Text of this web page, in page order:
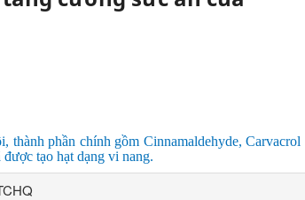
thành phần chính gồm Cinnamaldehyde, Carvacrol
tạo hạt dạng vi nang.